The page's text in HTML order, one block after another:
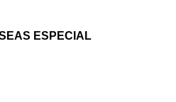
ESPECIAL